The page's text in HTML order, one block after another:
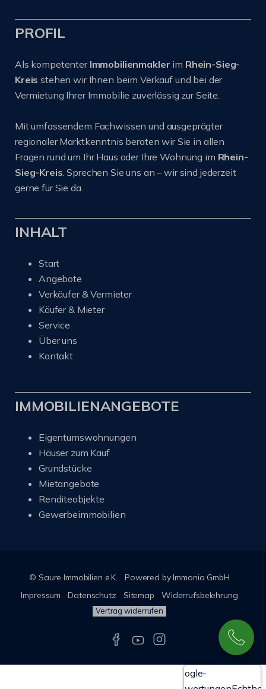
PROFIL
Als kompetenter Immobilienmakler im Rhein-Sieg-
Kreisstehen wir Ihnen beim Verkauf und bei der
Vermietung Ihrer Immobilie zuverlässig zur Seite.
Mit umfassendem Fachwissen und ausgeprägter
regionaler Marktkenntnis beraten wir Sie in allen
Fragen rund um Ihr Haus oder Ihre Wohnung im Rhein-
Sieg-Kreis . Sprechen Sie uns an – wir sind jederzeit
gerne für Sie da.
INHALT
Start
Angebote
Verkäufer & Vermieter
Käufer & Mieter
Service
Über uns
Kontakt
IMMOBILIENANGEBOTE
Eigentumswohnungen
Häuser zum Kauf
Grundstücke
Mietangebote
Renditeobjekte
Gewerbeimmobilien
© Saure Immobilien e.K.
Powered by Immonia GmbH
Impressum
Datenschutz Sitemap Widerrufsbelehrung
Vertrag widerrufen
Google-